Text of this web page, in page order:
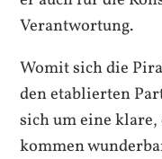
Verantwortung.
Womit sich die
den etablierten
sich um eine
kommen